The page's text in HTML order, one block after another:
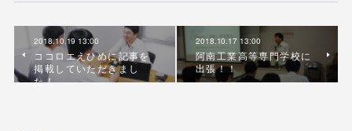
2018.10.19 13:00
ココロエえひめに記事を
掲載していただきまし
た！
2018.10.17 13:00
阿南工業高等専門学校に
出張！！